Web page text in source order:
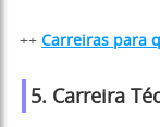
++ Carreiras para
5. Carreira